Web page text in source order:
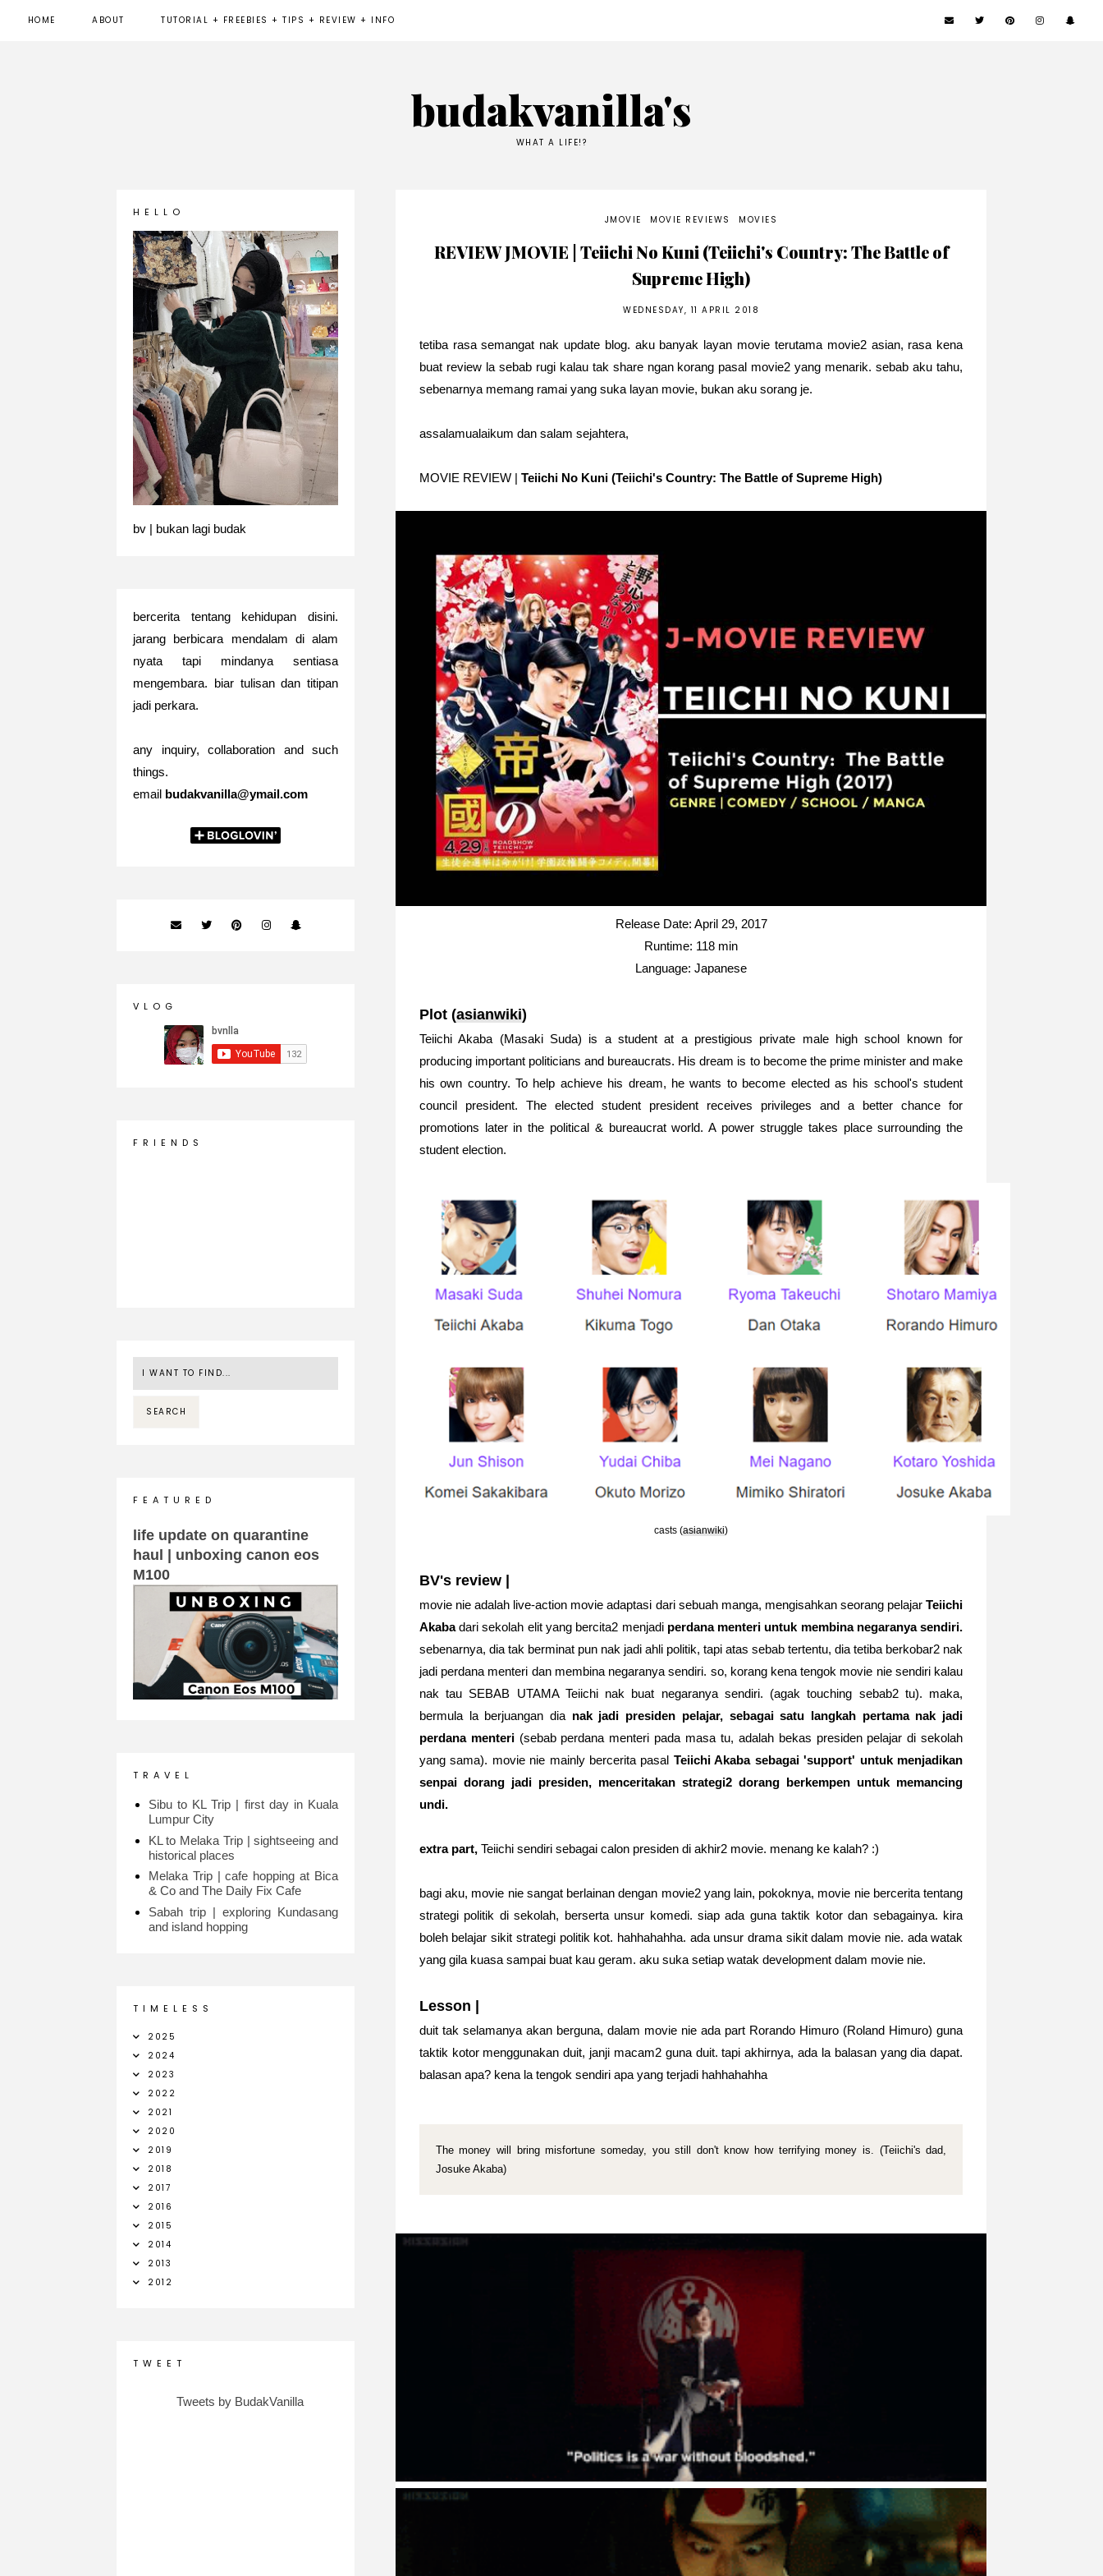
HOME ABOUT TUTORIAL + FREEBIES + TIPS + REVIEW + INFO
budakvanilla's
WHAT A LIFE!?
JMOVIE MOVIE REVIEWS MOVIES
REVIEW JMOVIE | Teiichi No Kuni (Teiichi's Country: The Battle of
Supreme High)
WEDNESDAY, 11 APRIL 2018
tetiba rasa semangat nak update blog. aku banyak layan movie terutama movie2 asian, rasa kena
buat review la sebab rugi kalau tak share ngan korang pasal movie2 yang menarik. sebab aku tahu,
sebenarnya memang ramai yang suka layan movie, bukan aku sorang je.
assalamualaikum dan salam sejahtera,
MOVIE REVIEW | Teiichi No Kuni (Teiichi's Country: The Battle of Supreme High)
Release Date: April 29, 2017
Runtime: 118 min
Language: Japanese
Plot (asianwiki)
Teiichi Akaba (Masaki Suda) is a student at a prestigious private male high school known for
producing important politicians and bureaucrats. His dream is to become the prime minister and make
his own country. To help achieve his dream, he wants to become elected as his school's student
council president. The elected student president receives privileges and a better chance for
promotions later in the political & bureaucrat world. A power struggle takes place surrounding the
student election.
casts (asianwiki)
BV's review |
movie nie adalah live-action movie adaptasi dari sebuah manga, mengisahkan seorang pelajarTeiichi
Akabadari sekolah elit yang bercita2 menjadi perdana menteri untuk membina negaranya sendiri.
sebenarnya, dia tak berminat pun nak jadi ahli politik, tapi atas sebab tertentu, dia tetiba berkobar2 nak
jadi perdana menteri dan membina negaranya sendiri. so, korang kena tengok movie nie sendiri kalau
nak tau SEBAB UTAMA Teiichi nak buat negaranya sendiri. (agak touching sebab2 tu). maka,
bermula la berjuangan dia nak jadi presiden pelajar, sebagai satu langkah pertama nak jadi
perdana menteri (sebab perdana menteri pada masa tu, adalah bekas presiden pelajar di sekolah
yang sama). movie nie mainly bercerita pasal Teiichi Akaba sebagai 'support' untuk menjadikan
senpai dorang jadi presiden, menceritakan strategi2 dorang berkempen untuk memancing
undi.
extra part, Teiichi sendiri sebagai calon presiden di akhir2 movie. menang ke kalah? :)
bagi aku, movie nie sangat berlainan dengan movie2 yang lain, pokoknya, movie nie bercerita tentang
strategi politik di sekolah, berserta unsur komedi. siap ada guna taktik kotor dan sebagainya. kira
boleh belajar sikit strategi politik kot. hahhahahha. ada unsur drama sikit dalam movie nie. ada watak
yang gila kuasa sampai buat kau geram. aku suka setiap watak development dalam movie nie.
Lesson |
duit tak selamanya akan berguna, dalam movie nie ada part Rorando Himuro (Roland Himuro) guna
taktik kotor menggunakan duit, janji macam2 guna duit. tapi akhirnya, ada la balasan yang dia dapat.
balasan apa? kena la tengok sendiri apa yang terjadi hahhahahha
The money will bring misfortune someday, you still don't know how terrifying money is. (Teiichi's dad,
Josuke Akaba)
H E L L O
bv | bukan lagi budak
bercerita tentang kehidupan disini.
jarang berbicara mendalam di alam
nyata tapi mindanya sentiasa
mengembara. biar tulisan dan titipan
jadi perkara.
any inquiry, collaboration and such
things.
email budakvanilla@ymail.com
V L O G
F R I E N D S
F E A T U R E D
life update on quarantine
haul | unboxing canon eos
M100
T R A V E L
Sibu to KL Trip | first day in Kuala
Lumpur City
KL to Melaka Trip | sightseeing and
historical places
Melaka Trip | cafe hopping at Bica
& Co and The Daily Fix Cafe
Sabah trip | exploring Kundasang
and island hopping
T I M E L E S S
2025
2024
2023
2022
2021
2020
2019
2018
2017
2016
2015
2014
2013
2012
T W E E T
Tweets by BudakVanilla